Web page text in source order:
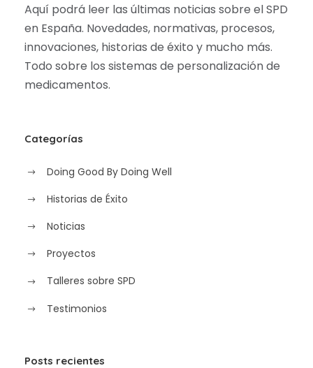
Aquí podrá leer las últimas noticias sobre el SPD
en España. Novedades, normativas, procesos,
innovaciones, historias de éxito y mucho más.
Todo sobre los sistemas de personalización de
medicamentos.
Categorías
Doing Good By Doing Well
Historias de Éxito
Noticias
Proyectos
Talleres sobre SPD
Testimonios
Posts recientes